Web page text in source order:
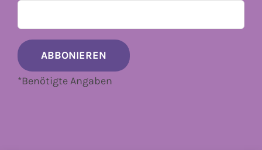
*Benötigte Angaben